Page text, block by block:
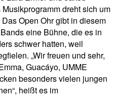
dreht sich um
Open Ohr gibt in diesem
eine Bühne, die es in
schwer hatten, weil
„Wir freuen und sehr,
Guacáyo, UMME
besonders vielen jungen
heißt es im